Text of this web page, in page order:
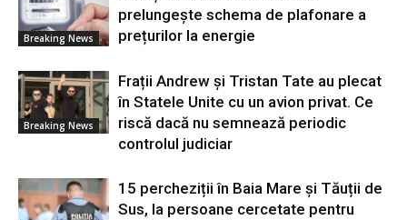
Breaking News
prelungește schema de plafonare a
prețurilor la energie
Breaking News
Frații Andrew și Tristan Tate au plecat
în Statele Unite cu un avion privat. Ce
riscă dacă nu semnează periodic
controlul judiciar
15 percheziții în Baia Mare și Tăuții de
Sus, la persoane cercetate pentru